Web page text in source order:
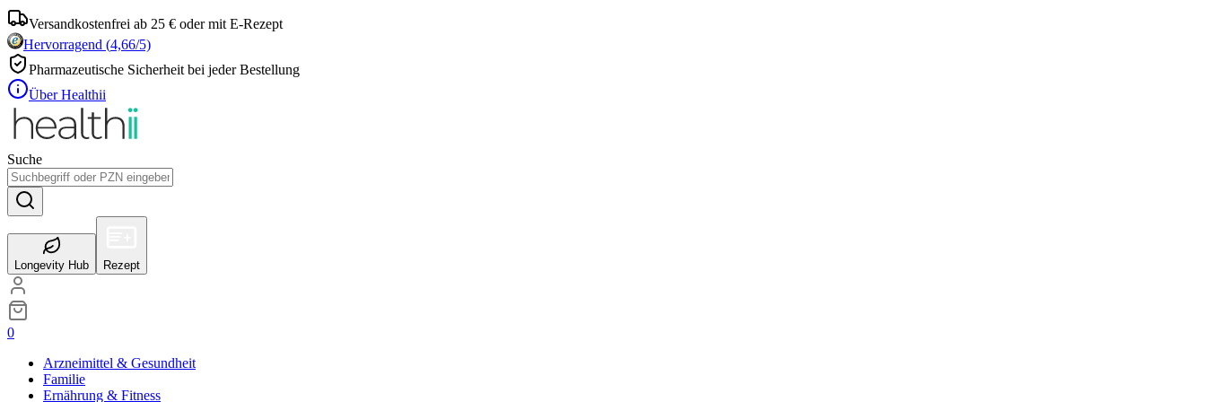
Versandkostenfrei ab 25 € oder mit E-Rezept
Hervorragend (4,66/5)
Pharmazeutische Sicherheit bei jeder Bestellung
Über Healthii
Suche
Longevity Hub Rezept
0
Arzneimittel & Gesundheit
Familie
Ernährung & Fitness